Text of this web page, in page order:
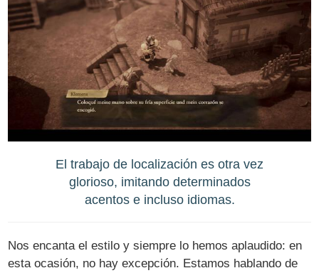
El trabajo de localización es otra vez
glorioso, imitando determinados
acentos e incluso idiomas.
Nos encanta el estilo y siempre lo hemos aplaudido: en
esta ocasión, no hay excepción. Estamos hablando de